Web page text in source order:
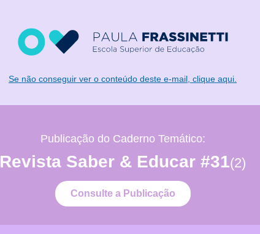
Se não conseguir ver o conteúdo deste e-mail, clique aqui.
Publicação do Caderno Temático:
Revista Saber & Educar #31(2)
Consulte a Publicação